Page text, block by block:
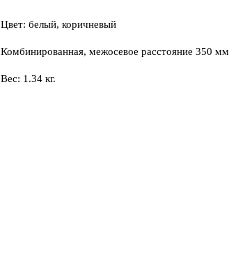
Цвет: белый, коричневый
Комбинированная, межосевое расстояние 350 мм
Вес: 1.34 кг.